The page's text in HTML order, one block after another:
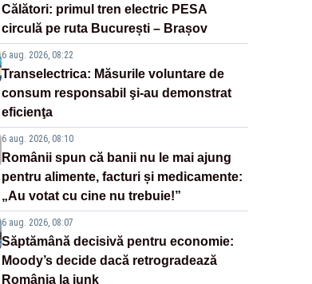
Călători: primul tren electric PESA
circulă pe ruta București – Brașov
6 aug. 2026, 08:22
Transelectrica: Măsurile voluntare de
consum responsabil şi-au demonstrat
eficienţa
6 aug. 2026, 08:10
Românii spun că banii nu le mai ajung
pentru alimente, facturi și medicamente:
„Au votat cu cine nu trebuie!”
6 aug. 2026, 08:07
Săptămână decisivă pentru economie:
Moody’s decide dacă retrogradează
România la junk